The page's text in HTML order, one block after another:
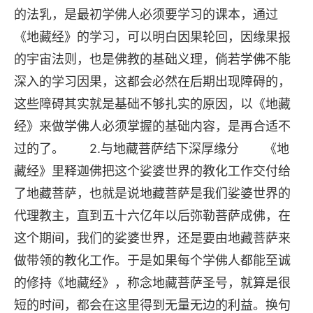
的法乳，是最初学佛人必须要学习的课本，通过
《地藏经》的学习，可以明白因果轮回，因缘果报
的宇宙法则，也是佛教的基础义理，倘若学佛不能
深入的学习因果，这都会必然在后期出现障碍的，
这些障碍其实就是基础不够扎实的原因，以《地藏
经》来做学佛人必须掌握的基础内容，是再合适不
过的了。 2.与地藏菩萨结下深厚缘分 《地
藏经》里释迦佛把这个娑婆世界的教化工作交付给
了地藏菩萨，也就是说地藏菩萨是我们娑婆世界的
代理教主，直到五十六亿年以后弥勒菩萨成佛，在
这个期间，我们的娑婆世界，还是要由地藏菩萨来
做带领的教化工作。于是如果每个学佛人都能至诚
的修持《地藏经》，称念地藏菩萨圣号，就算是很
短的时间，都会在这里得到无量无边的利益。换句